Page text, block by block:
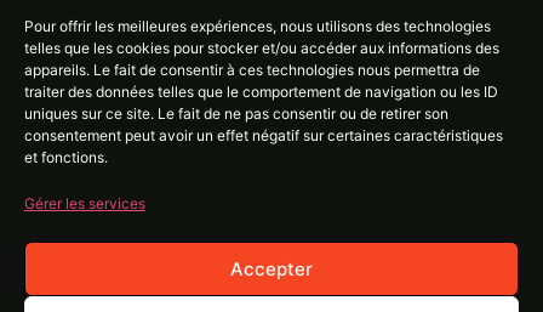
Pour offrir les meilleures expériences, nous utilisons des technologies
telles que les cookies pour stocker et/ou accéder aux informations des
appareils. Le fait de consentir à ces technologies nous permettra de
traiter des données telles que le comportement de navigation ou les ID
uniques sur ce site. Le fait de ne pas consentir ou de retirer son
consentement peut avoir un effet négatif sur certaines caractéristiques
et fonctions.
Gérer les services
Accepter
avec des gens qui connaissent votre métier.
Démarrer maintenant →